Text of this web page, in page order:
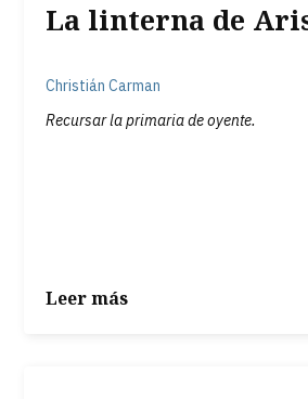
La linterna de
Christián Carman
Recursar la primaria de oyente.
Leer más